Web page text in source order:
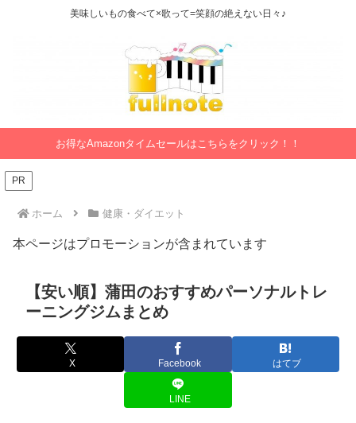
美味しいもの食べて×歌って=笑顔の絶えない日々♪
お得なAmazonタイムセールはこちらをクリック！！
PR
ホーム 健康・ダイエット
本ページはプロモーションが含まれています
【安い順】蒲田のおすすめパーソナルトレ
ーニングジムまとめ
X Facebook はてブ
LINE